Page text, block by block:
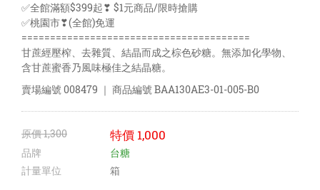
✅全館滿額$399起❣ $1元商品/限時搶購
✅桃園市❣(全館)免運
========================================
甘蔗經壓榨、去雜質、結晶而成之棕色砂糖。無添加化學物、
含甘蔗蜜香乃風味極佳之結晶糖。
賣場編號008479 ｜ 商品編號BAA130AE3-01-005-B0
原價1,300 特價 1,000
品牌
台糖
計量單位
箱